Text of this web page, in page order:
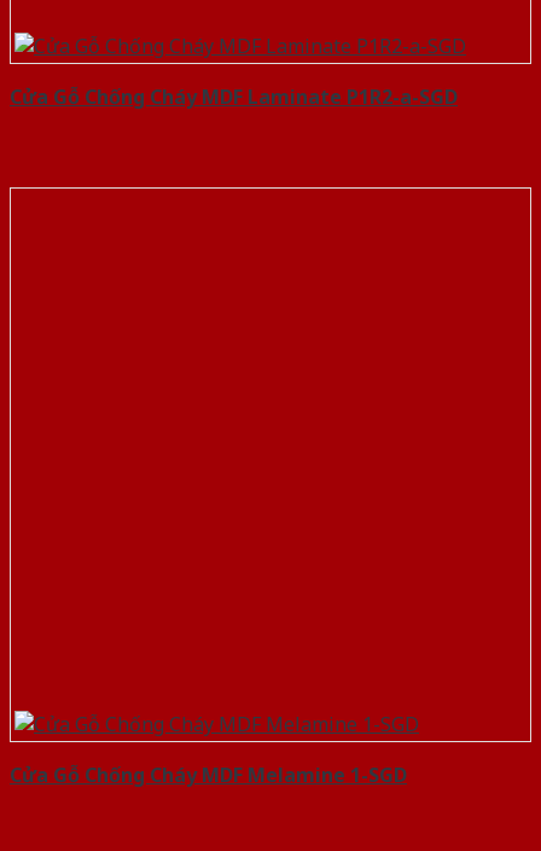
Cửa Gỗ Chống Cháy MDF Laminate P1R2-a-SGD
Cửa Gỗ Chống Cháy MDF Melamine 1-SGD